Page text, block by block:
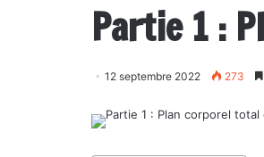
Partie 1 :
12 septembre 2022 273